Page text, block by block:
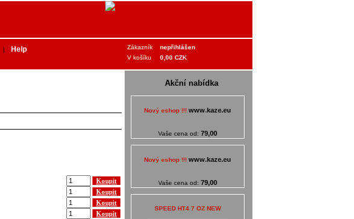
| Help Zákazník
nepřihlášen
V košíku
0,00 CZK
Akční nabídka
Nový eshop !!! www.kaze.eu
Vaše cena od: 79,00
Nový eshop !!! www.kaze.eu
Vaše cena od: 79,00
SPEED HT4 7 OZ NEW